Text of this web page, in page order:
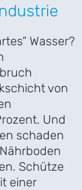
Wasser?
von
Und
schaden
Schütze
einer